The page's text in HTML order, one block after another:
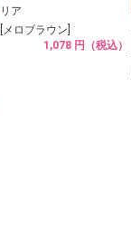
リア
[メロブラウン]
1,078 円（税込）